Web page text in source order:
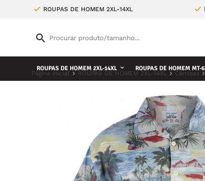
ROUPAS DE HOMEM 2XL-14XL
ROUPAS DE HOMEM 2XL-14XL ROUPAS DE HOMEM MT-
Página inicial ROUPAS DE HOMEM 2XL-14XL Camisas